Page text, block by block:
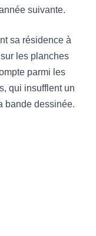
à l’évocation
un absurde
suivante.
sa résidence à
les planches
parmi les
qui insufflent un
bande dessinée.